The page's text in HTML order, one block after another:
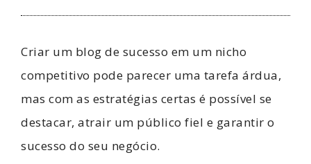
Criar um blog de sucesso em um nicho
competitivo pode parecer uma tarefa árdua,
mas com as estratégias certas é possível se
destacar, atrair um público fiel e garantir o
sucesso do seu negócio.